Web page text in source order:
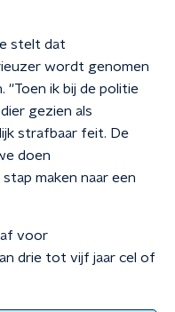
stelt dat
wordt genomen
''Toen ik bij de politie
gezien als
strafbaar feit. De
doen
maken naar een
voor
drie tot vijf jaar cel of